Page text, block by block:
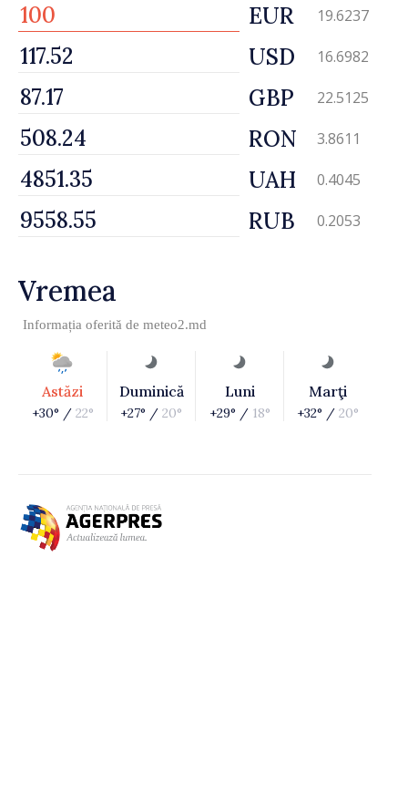
EUR 19.6237
USD 16.6982
GBP 22.5125
RON 3.8611
UAH 0.4045
RUB 0.2053
Vremea
Informația oferită de meteo2.md
Astăzi
+30° / 22°
Duminică
+27° / 20°
Luni
+29° / 18°
Marţi
+32° / 20°